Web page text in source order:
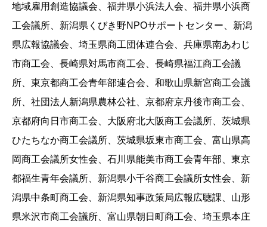
地域雇用創造協議会、福井県小浜法人会、福井県小浜商
工会議所、新潟県くびき野NPOサポートセンター、新潟
県広報協議会、埼玉県商工団体連合会、兵庫県南あわじ
市商工会、長崎県対馬市商工会、長崎県福江商工会議
所、東京都商工会青年部連合会、和歌山県新宮商工会議
所、社団法人新潟県農林公社、京都府京丹後市商工会、
京都府向日市商工会、大阪府北大阪商工会議所、茨城県
ひたちなか商工会議所、茨城県坂東市商工会、富山県高
岡商工会議所女性会、石川県能美市商工会青年部、東京
都福生青年会議所、新潟県小千谷商工会議所女性会、新
潟県中条町商工会、新潟県知事政策局広報広聴課、山形
県米沢市商工会議所、富山県朝日町商工会、埼玉県本庄